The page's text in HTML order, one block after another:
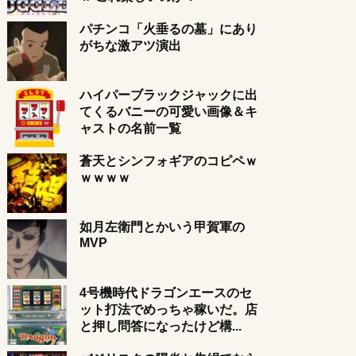
パチンコ「火垂るの墓」にあり
がちな激アツ演出
ハイパーブラックジャックに出
てくるバニーの可愛い画像＆キ
ャストの名前一覧
蒼天とシンフォギアのコピペｗ
ｗｗｗｗ
如月左衛門とかいう甲賀軍の
MVP
4号機時代ドラゴンエースのセ
ット打法でめっちゃ稼いだ。店
と押し問答になったけど構...